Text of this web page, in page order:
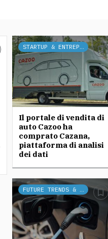
STARTUP & ENTREPRENEURSHIP
Il portale di vendita di
auto Cazoo ha
comprato Cazana,
piattaforma di analisi
dei dati
FUTURE TRENDS & TECH